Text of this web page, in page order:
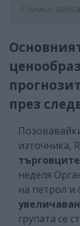
Снимка:
през
източника,
търговците
неделя
на петрол
групата се